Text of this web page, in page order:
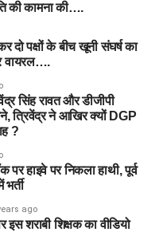
की कामना की….
पक्षों के बीच खूनी संघर्ष का
वायरल….
सिंह रावत और डीजीपी
त्रिवेंद्र ने आखिर क्यों DGP
?
पर हाइवे पर निकला हाथी, पूर्व
ago
शराबी शिक्षक का वीडियो